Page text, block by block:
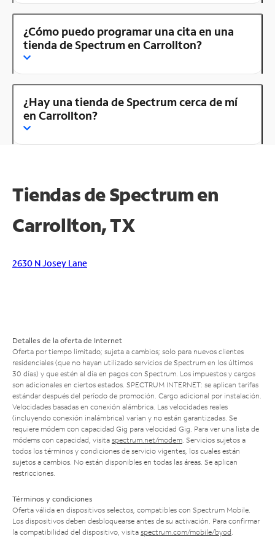
¿Cómo puedo programar una cita en una
tienda de Spectrum en Carrollton?
¿Hay una tienda de Spectrum cerca de mí
en Carrollton?
Tiendas de Spectrum en
Carrollton, TX
2630 N Josey Lane
Detalles de la oferta de Internet
Oferta por tiempo limitado; sujeta a cambios; solo para nuevos clientes
residenciales (que no hayan utilizado servicios de Spectrum en los últimos
30 días) y que estén al día en pagos con Spectrum. Los impuestos y cargos
son adicionales en ciertos estados. SPECTRUM INTERNET: se aplican tarifas
estándar después del período de promoción. Cargo adicional por instalación.
Velocidades basadas en conexión alámbrica. Las velocidades reales
(incluyendo conexión inalámbrica) varían y no están garantizadas. Se
requiere módem con capacidad Gig para velocidad Gig. Para ver una lista de
módems con capacidad, visita spectrum.net/modem . Servicios sujetos a
todos los términos y condiciones de servicio vigentes, los cuales están
sujetos a cambios. No están disponibles en todas las áreas. Se aplican
restricciones.
Términos y condiciones
Oferta válida en dispositivos selectos, compatibles con Spectrum Mobile.
Los dispositivos deben desbloquearse antes de su activación. Para confirmar
la compatibilidad del dispositivo, visita spectrum.com/mobile/byod